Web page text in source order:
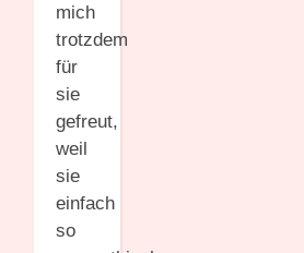
mich
trotzdem
für
sie
gefreut,
weil
sie
einfach
so